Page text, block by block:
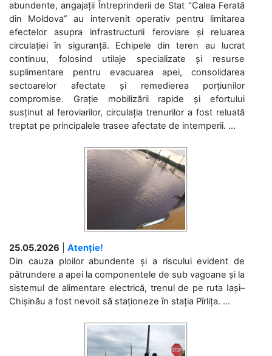
abundente, angajații Întreprinderii de Stat “Calea Ferată
din Moldova” au intervenit operativ pentru limitarea
efectelor asupra infrastructurii feroviare și reluarea
circulației în siguranță. Echipele din teren au lucrat
continuu, folosind utilaje specializate și resurse
suplimentare pentru evacuarea apei, consolidarea
sectoarelor afectate și remedierea porțiunilor
compromise. Grație mobilizării rapide și efortului
susținut al feroviarilor, circulația trenurilor a fost reluată
treptat pe principalele trasee afectate de intemperii. ...
25.05.2026
Atenție!
Din cauza ploilor abundente și a riscului evident de
pătrundere a apei la componentele de sub vagoane și la
sistemul de alimentare electrică, trenul de pe ruta Iași–
Chișinău a fost nevoit să staționeze în stația Pîrlița. ...